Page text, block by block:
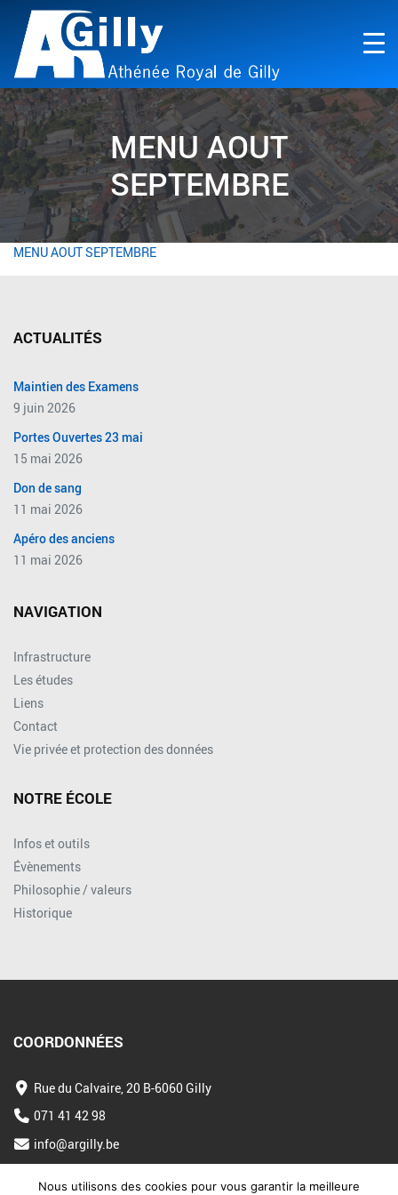
MENU AOUT
SEPTEMBRE
MENU AOUT SEPTEMBRE
ACTUALITÉS
Maintien des Examens
9 juin 2026
Portes Ouvertes 23 mai
15 mai 2026
Don de sang
11 mai 2026
Apéro des anciens
11 mai 2026
NAVIGATION
Infrastructure
Les études
Liens
Contact
Vie privée et protection des données
NOTRE ÉCOLE
Infos et outils
Évènements
Philosophie / valeurs
Historique
COORDONNÉES
Rue du Calvaire, 20 B-6060 Gilly
071 41 42 98
info@argilly.be
Nous utilisons des cookies pour vous garantir la meilleure